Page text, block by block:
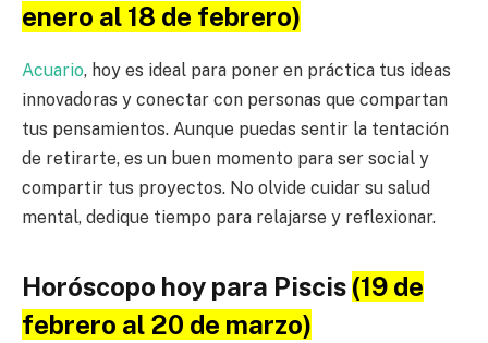
enero al 18 de febrero)
Acuario, hoy es ideal para poner en práctica tus ideas
innovadoras y conectar con personas que compartan
tus pensamientos. Aunque puedas sentir la tentación
de retirarte, es un buen momento para ser social y
compartir tus proyectos. No olvide cuidar su salud
mental, dedique tiempo para relajarse y reflexionar.
Horóscopo hoy para Piscis (19 de
febrero al 20 de marzo)